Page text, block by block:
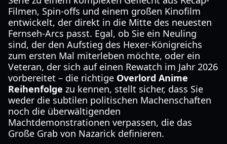
Filmen, Spin-offs und einem großen Kinofilm
entwickelt, der direkt in die Mitte des neuesten
Fernseh-Arcs passt. Egal, ob Sie ein Neuling
sind, der den Aufstieg des Hexer-Königreichs
zum ersten Mal miterleben möchte, oder ein
Veteran, der sich auf einen Rewatch im Jahr 2026
vorbereitet – die richtige Overlord Anime
Reihenfolge zu kennen, stellt sicher, dass Sie
weder die subtilen politischen Machenschaften
noch die überwältigenden
Machtdemonstrationen verpassen, die das
Große Grab von Nazarick definieren.